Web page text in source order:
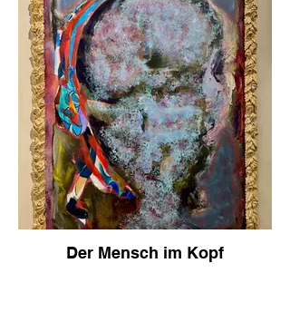
Der Mensch im Kopf